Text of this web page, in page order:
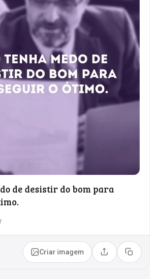
de desistir do bom para
Criar imagem Compartilhar
Copiar